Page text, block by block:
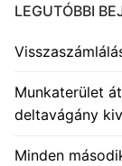
LEGUTÓBBI
Munkaterület
deltavágány
Minden